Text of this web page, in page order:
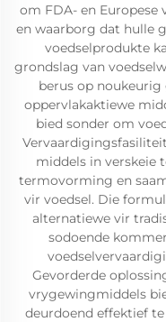
om FDA- en Europese
en waarborg dat hulle
voedselprodukte
grondslag van
berus op
oppervlakaktiewe
bied sonder om
middels in verskeie
termovorming en
vir voedsel. Die
alternatiewe vir
sodoende
Gevorderde
vrygewingmiddels
deurdoend effektief